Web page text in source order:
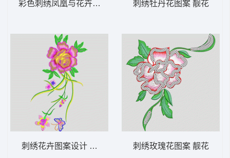
彩色刺绣凤凰与花卉图案 靓花
刺绣花卉图案设计 凤凰
刺绣牡丹花图案 靓花
刺绣玫瑰花图案 靓花